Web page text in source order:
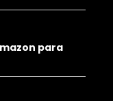
para